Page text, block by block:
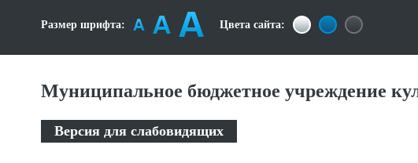
Размер шрифта: Цвета сайта:
Муниципальное бюджетное учреждение
Версия для слабовидящих